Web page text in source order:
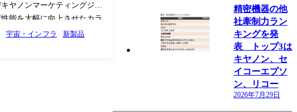
ヤノンマーケティングジャ
能を大幅に向上させたカラ
度カメラの新製品として、約
新SPAD（Single Photon
宇宙・インフラ
新製品
精密機器の他
社牽制力ラン
キングを発
表 トップ3は
キヤノン、セ
イコーエプソ
ン、リコー
2026年7月29日